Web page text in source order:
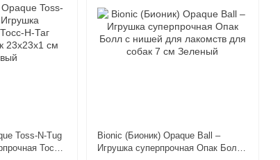
Toss-N-Tug
Тосс-
Bionic (Бионик) Opaque Ball –
Игрушка суперпрочная Опак Болл